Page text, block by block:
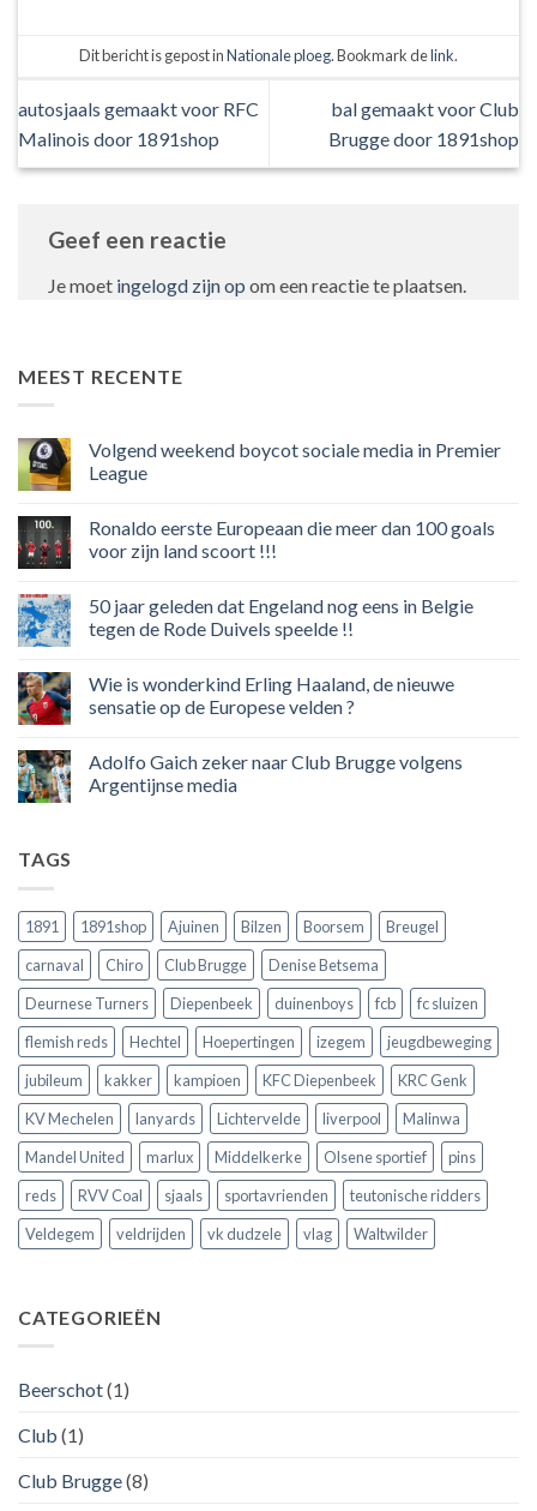
Dit bericht is gepost inNationale ploeg. Bookmark delink.
autosjaals gemaakt voor RFC
Malinois door 1891shop
bal gemaakt voor Club
Brugge door 1891shop
Geef een reactie
Je moet ingelogd zijn op om een reactie te plaatsen.
MEEST RECENTE
Volgend weekend boycot sociale media in Premier
League
op
weekend
media
in
Premier
Ronaldo eerste Europeaan die meer dan 100 goals
voor zijn land scoort !!!
op
Ronaldo
eerste
meer
100
zijn
land
scoort
50 jaar geleden dat Engeland nog eens in Belgie
tegen de Rode Duivels speelde !!
op
jaar
Engeland
nog
eens
!!
Wie is wonderkind Erling Haaland, de nieuwe
sensatie op de Europese velden ?
op
Wie
is
de
Europese
velden
Adolfo Gaich zeker naar Club Brugge volgens
Argentijnse media
Club
Brugge
volgens
Argentijnse
media
TAGS
1891 1891shop Ajuinen Bilzen Boorsem
Breugel
carnaval
Chiro Club Brugge
Denise Betsema
Deurnese Turners
Diepenbeek duinenboys fcb
fc sluizen
flemish reds
Hechtel Hoepertingen izegem
jeugdbeweging
jubileum
kakker kampioen KFC Diepenbeek
KRC Genk
KV Mechelen
lanyards Lichtervelde liverpool
Malinwa
Mandel United
marlux Middelkerke Olsene sportief
pins
reds
RVV Coal sjaals sportavrienden
teutonische ridders
Veldegem
veldrijden vk dudzele vlag Waltwilder
CATEGORIEËN
Beerschot(1)
Club (1)
Club Brugge(8)